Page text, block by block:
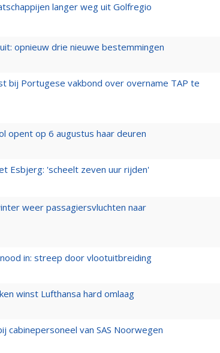
langer weg uit Golfregio
opnieuw drie nieuwe bestemmingen
bij Portugese vakbond over overname TAP te
opent op 6 augustus haar deuren
Esbjerg: 'scheelt zeven uur rijden'
weer passagiersvluchten naar
in: streep door vlootuitbreiding
winst Lufthansa hard omlaag
cabinepersoneel van SAS Noorwegen